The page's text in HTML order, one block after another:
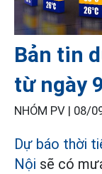
Bản tin
từ ngày
NHÓM PV | 08/
Dự báo thời
Nội sẽ có